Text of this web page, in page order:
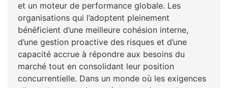
et un moteur de performance globale. Les
organisations qui l’adoptent pleinement
bénéficient d’une meilleure cohésion interne,
d’une gestion proactive des risques et d’une
capacité accrue à répondre aux besoins du
marché tout en consolidant leur position
concurrentielle. Dans un monde où les exigences